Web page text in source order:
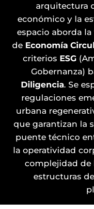
arquitectura
económico y la
espacio aborda
de Economía
criterios ESG
Gobernanza)
Diligencia. Se
regulaciones
urbana
que garantizan la
puente técnico
la operatividad
complejidad de
estructuras